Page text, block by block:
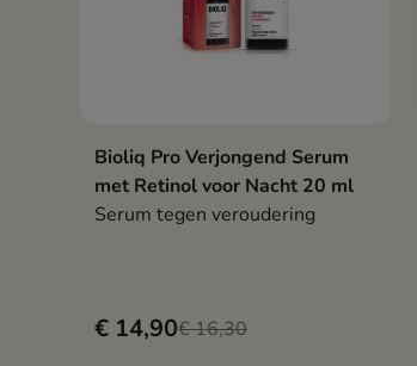
In winkelwagen
Bioliq Pro Verjongend Serum
met Retinol voor Nacht 20 ml
Serum tegen veroudering
€ 14,90€ 16,30